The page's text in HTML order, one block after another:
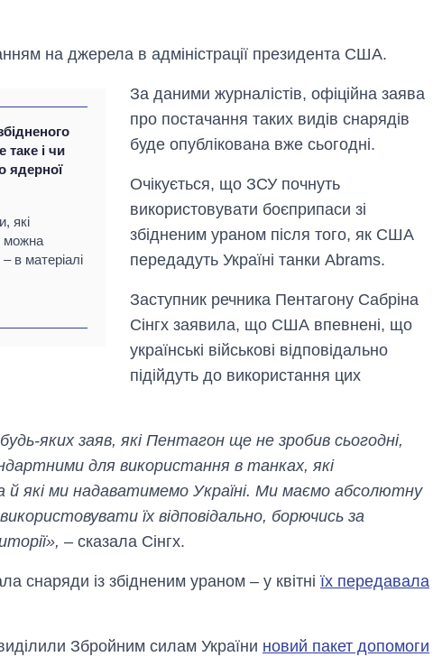
на джерела в адміністрації президента США.
таке і чи
ядерної
які
можна
– в матеріалі
За даними журналістів, офіційна заява
про постачання таких видів снарядів
буде опублікована вже сьогодні.
Очікується, що ЗСУ почнуть
використовувати боєприпаси зі
збідненим ураном після того, як США
передадуть Україні танки Abrams.
Заступник речника Пентагону Сабріна
Сінгх заявила, що США впевнені, що
українські військові відповідально
підійдуть до використання цих
яких заяв, які Пентагон ще не зробив сьогодні,
для використання в танках, які
які ми надаватимемо Україні. Ми маємо абсолютну
їх відповідально, борючись за
– сказала Сінгх.
снаряди із збідненим ураном – у квітні їх передавала
Збройним силам України новий пакет допомоги
Економіка ШІ-
заробляють
Anthropic